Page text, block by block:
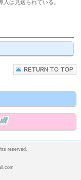
は見送られている。
reserved.